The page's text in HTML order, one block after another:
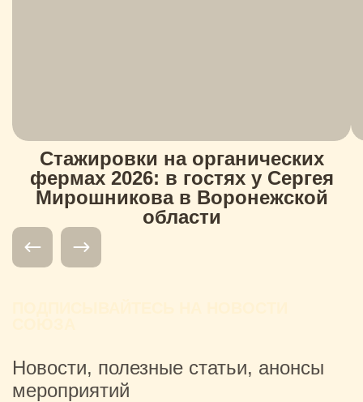
Стажировки на органических
фермах 2026: в гостях у Сергея
Мирошникова в Воронежской
области
Новости, полезные статьи, анонсы
мероприятий